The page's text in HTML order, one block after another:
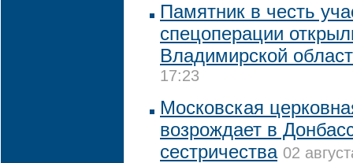
Памятник в честь
спецоперации
Владимирской
17:23
Московская
возрождает в
сестричества 02